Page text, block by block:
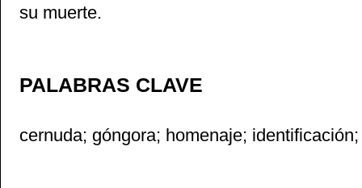
su muerte.
PALABRAS CLAVE
cernuda; góngora; homenaje;